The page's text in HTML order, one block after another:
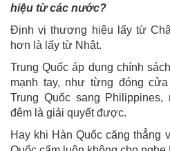
hiệu từ các nước?
Định vị thương hiệu lấy từ
hơn là lấy từ Nhật.
Trung Quốc áp dụng chính
mạnh tay, như từng đóng
Trung Quốc sang
đêm là giải quyết được.
Hay khi Hàn Quốc căng thẳng